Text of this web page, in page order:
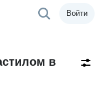
Войти
в